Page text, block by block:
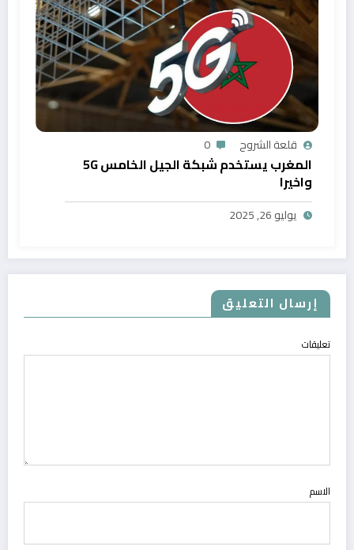
قلعة الشروح 0
المغرب يستخدم شبكة الجيل الخامس 5G
واخيرا
يوليو 26, 2025
إرسال التعليق
تعليقات
الاسم